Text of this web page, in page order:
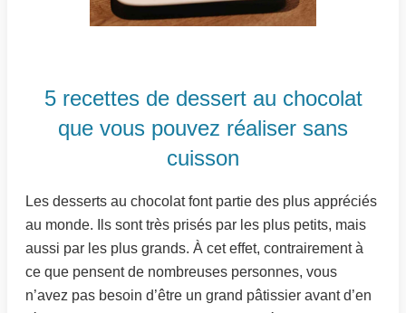
5 recettes de dessert au chocolat
que vous pouvez réaliser sans
cuisson
Les desserts au chocolat font partie des plus appréciés
au monde. Ils sont très prisés par les plus petits, mais
aussi par les plus grands. À cet effet, contrairement à
ce que pensent de nombreuses personnes, vous
n’avez pas besoin d’être un grand pâtissier avant d’en